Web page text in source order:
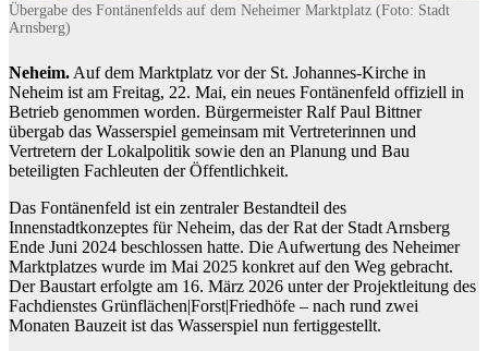
Übergabe des Fontänenfelds auf dem Neheimer Marktplatz (Foto: Stadt
Arnsberg)
Neheim. Auf dem Marktplatz vor der St. Johannes-Kirche in
Neheim ist am Freitag, 22. Mai, ein neues Fontänenfeld offiziell in
Betrieb genommen worden. Bürgermeister Ralf Paul Bittner
übergab das Wasserspiel gemeinsam mit Vertreterinnen und
Vertretern der Lokalpolitik sowie den an Planung und Bau
beteiligten Fachleuten der Öffentlichkeit.
Das Fontänenfeld ist ein zentraler Bestandteil des
Innenstadtkonzeptes für Neheim, das der Rat der Stadt Arnsberg
Ende Juni 2024 beschlossen hatte. Die Aufwertung des Neheimer
Marktplatzes wurde im Mai 2025 konkret auf den Weg gebracht.
Der Baustart erfolgte am 16. März 2026 unter der Projektleitung des
Fachdienstes Grünflächen|Forst|Friedhöfe – nach rund zwei
Monaten Bauzeit ist das Wasserspiel nun fertiggestellt.